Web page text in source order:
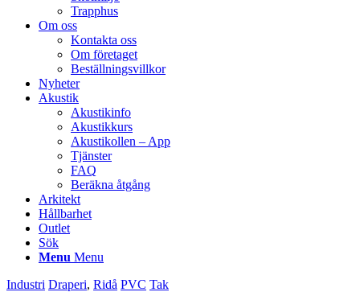
Trapphus
Om oss
Kontakta oss
Om företaget
Beställningsvillkor
Nyheter
Akustik
Akustikinfo
Akustikkurs
Akustikollen – App
Tjänster
FAQ
Beräkna åtgång
Arkitekt
Hållbarhet
Outlet
Sök
Menu Menu
Industri Draperi, Ridå PVC Tak